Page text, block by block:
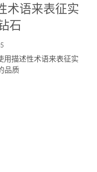
术语来表征实
石
用描述性术语来表征实
品质